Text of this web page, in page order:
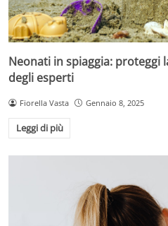
Neonati in spiaggia: proteggi
degli esperti
Fiorella Vasta Gennaio 8, 2025
Leggi di più